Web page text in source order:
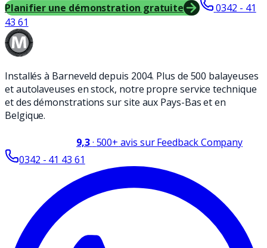
Planifier une démonstration gratuite
0342 - 41
43 61
Installés à Barneveld depuis 2004. Plus de 500 balayeuses
et autolaveuses en stock, notre propre service technique
et des démonstrations sur site aux Pays-Bas et en
Belgique.
9,3· 500+ avis sur Feedback Company
0342 - 41 43 61